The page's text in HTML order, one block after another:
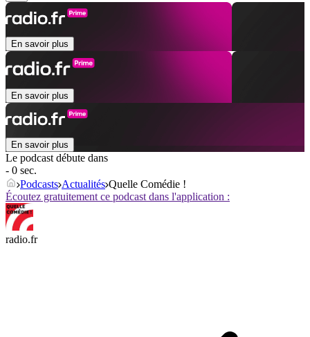
En savoir plus
En savoir plus
En savoir plus
Le podcast débute dans
- 0 sec.
Podcasts Actualités Quelle Comédie !
Écoutez gratuitement ce podcast dans l'application :
radio.fr